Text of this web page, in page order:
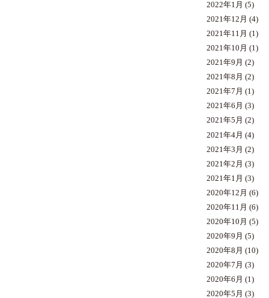
2022年1月 (5)
2021年12月 (4)
2021年11月 (1)
2021年10月 (1)
2021年9月 (2)
2021年8月 (2)
2021年7月 (1)
2021年6月 (3)
2021年5月 (2)
2021年4月 (4)
2021年3月 (2)
2021年2月 (3)
2021年1月 (3)
2020年12月 (6)
2020年11月 (6)
2020年10月 (5)
2020年9月 (5)
2020年8月 (10)
2020年7月 (3)
2020年6月 (1)
2020年5月 (3)